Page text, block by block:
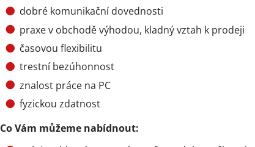
dobré komunikační dovednosti
praxe v obchodě výhodou, kladný vztah k prodeji
časovou flexibilitu
trestní bezúhonnost
znalost práce na PC
fyzickou zdatnost
Co Vám můžeme nabídnout: